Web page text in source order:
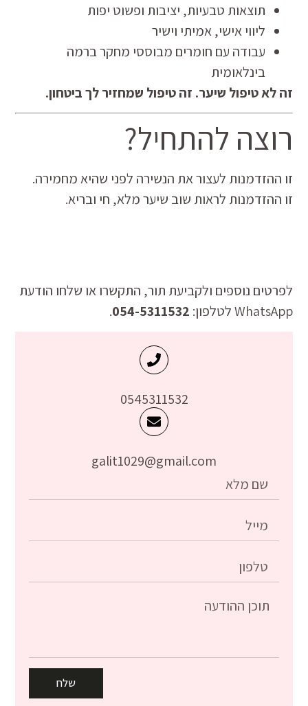
תוצאות טבעיות, יציבות ופשוט יפות
ליווי אישי, אמיתי וישיר
עבודה עם חומרים מבוססי מחקר ברמה
בינלאומית
זה לא טיפול שיער. זה טיפול שמחזיר לך ביטחון.
רוצה להתחיל?
זו ההזדמנות לעצור את הנשירה לפני שהיא מחמירה.
זו ההזדמנות לראות שוב שיער מלא, חי ובריא.
לפרטים נוספים ולקביעת תור, התקשרו או שלחו הודעת
WhatsApp לטלפון:
054-5311532
.
0545311532
galit1029@gmail.com
שלח